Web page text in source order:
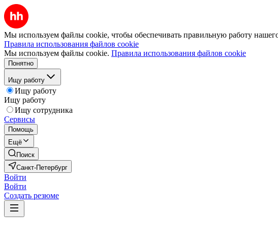
Мы используем файлы cookie, чтобы обеспечивать правильную работу
Правила использования файлов cookie
Мы используем файлы cookie. Правила использования файлов cookie
Понятно
Ищу работу
Ищу работу
Ищу работу
Ищу сотрудника
Сервисы
Помощь
Ещё
Поиск
Санкт-Петербург
Войти
Войти
Создать резюме